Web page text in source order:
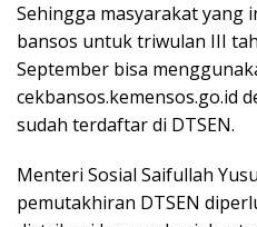
Sehingga masyarakat yang
bansos untuk triwulan III
September bisa
cekbansos.kemensos.go.id
sudah terdaftar di DTSEN.
Menteri Sosial Saifullah
pemutakhiran DTSEN